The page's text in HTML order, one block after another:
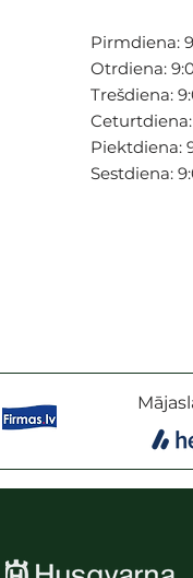
Pirmdiena:
Otrdiena:
Trešdiena:
Ceturtdiena:
Piektdiena:
Sestdiena: